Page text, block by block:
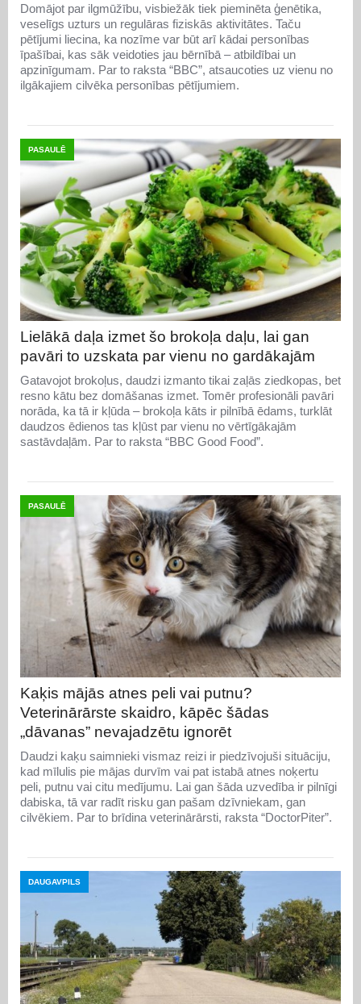
Domājot par ilgmūžību, visbiežāk tiek pieminēta ģenētika,
veselīgs uzturs un regulāras fiziskās aktivitātes. Taču
pētījumi liecina, ka nozīme var būt arī kādai personības
īpašībai, kas sāk veidoties jau bērnībā – atbildībai un
apzinīgumam. Par to raksta “BBC”, atsaucoties uz vienu no
ilgākajiem cilvēka personības pētījumiem.
PASAULĒ
Lielākā daļa izmet šo brokoļa daļu, lai gan
pavāri to uzskata par vienu no gardākajām
Gatavojot brokoļus, daudzi izmanto tikai zaļās ziedkopas, bet
resno kātu bez domāšanas izmet. Tomēr profesionāli pavāri
norāda, ka tā ir kļūda – brokoļa kāts ir pilnībā ēdams, turklāt
daudzos ēdienos tas kļūst par vienu no vērtīgākajām
sastāvdaļām. Par to raksta “BBC Good Food”.
PASAULĒ
Kaķis mājās atnes peli vai putnu?
Veterinārārste skaidro, kāpēc šādas
„dāvanas” nevajadzētu ignorēt
Daudzi kaķu saimnieki vismaz reizi ir piedzīvojuši situāciju,
kad mīlulis pie mājas durvīm vai pat istabā atnes noķertu
peli, putnu vai citu medījumu. Lai gan šāda uzvedība ir pilnīgi
dabiska, tā var radīt risku gan pašam dzīvniekam, gan
cilvēkiem. Par to brīdina veterinārārsti, raksta “DoctorPiter”.
DAUGAVPILS